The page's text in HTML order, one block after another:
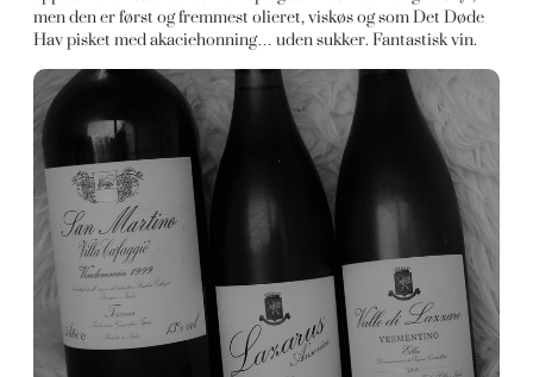
men den er først og fremmest olieret, viskøs og som Det Døde
Hav pisket med akaciehonning… uden sukker. Fantastisk vin.